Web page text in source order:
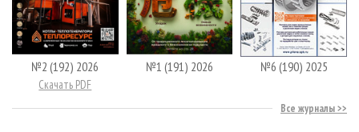
№2 (192) 2026
Скачать PDF
№1 (191) 2026 №6 (190) 2025
Все журналы